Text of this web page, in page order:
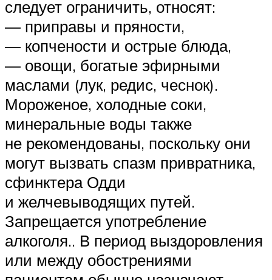
следует ограничить, относят:
— приправы и пряности,
— копчености и острые блюда,
— овощи, богатые эфирными
маслами (лук, редис, чеснок).
Мороженое, холодные соки,
минеральные воды также
не рекомендованы, поскольку они
могут вызвать спазм привратника,
сфинктера Одди
и желчевыводящих путей.
Запрещается употребление
алкоголя.. В период выздоровления
или между обострениями